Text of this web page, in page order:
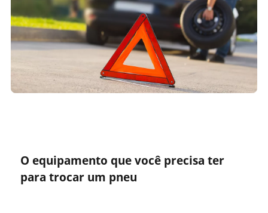
O equipamento que você precisa ter
para trocar um pneu